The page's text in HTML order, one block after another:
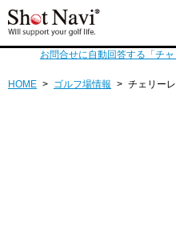
お問合せに自動回答する「チ
HOME > ゴルフ場情報 > チェリー